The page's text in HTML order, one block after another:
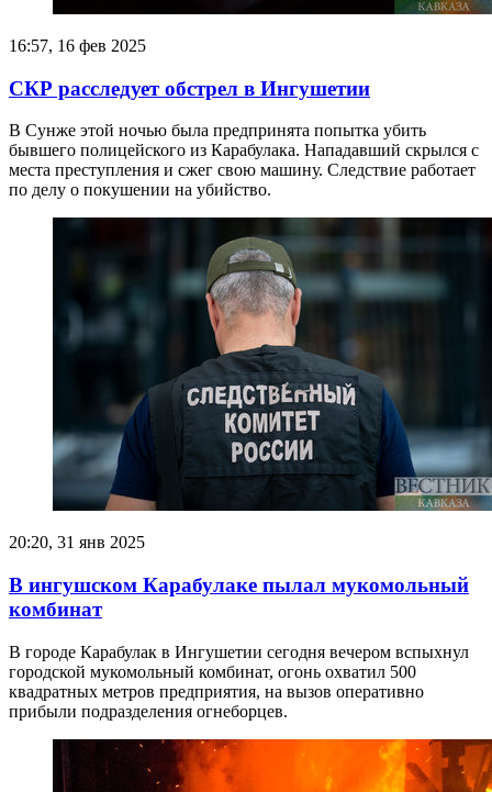
16:57, 16 фев 2025
СКР расследует обстрел в Ингушетии
В Сунже этой ночью была предпринята попытка убить
бывшего полицейского из Карабулака. Нападавший скрылся с
места преступления и сжег свою машину. Следствие работает
по делу о покушении на убийство.
20:20, 31 янв 2025
В ингушском Карабулаке пылал мукомольный
комбинат
В городе Карабулак в Ингушетии сегодня вечером вспыхнул
городской мукомольный комбинат, огонь охватил 500
квадратных метров предприятия, на вызов оперативно
прибыли подразделения огнеборцев.